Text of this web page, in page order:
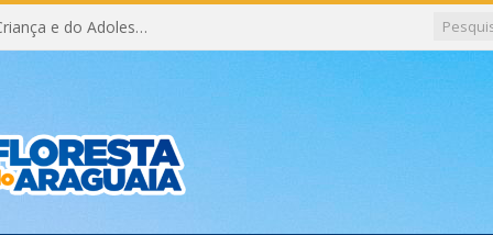
Eleição do Conselho Municipal dos Direitos da Criança e do Adolescente CMDCA 2026